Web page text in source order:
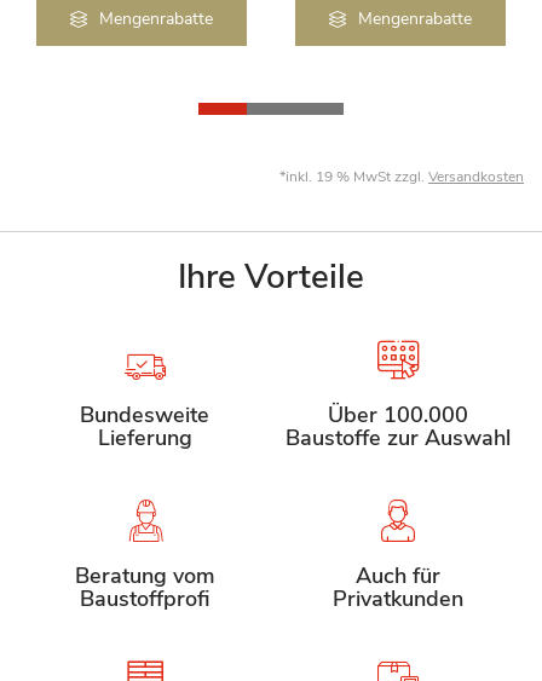
Mengenrabatte Mengenrabatte
*inkl. 19 % MwSt zzgl. Versandkosten
Ihre Vorteile
Bundesweite
Lieferung
Über 100.000
Baustoffe zur Auswahl
Beratung vom
Baustoffprofi
Auch für
Privatkunden